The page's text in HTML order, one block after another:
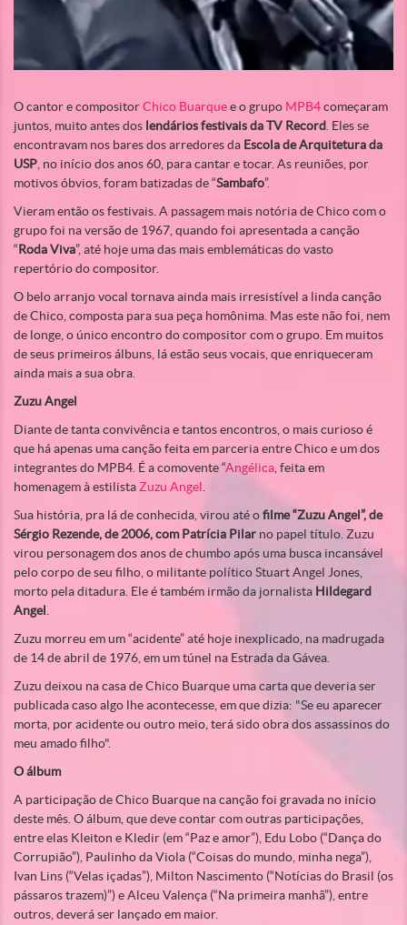
O cantor e compositorChico Buarquee o grupo MPB4começaram
juntos, muito antes dos lendários festivais da TV Record . Eles se
encontravam nos bares dos arredores da Escola de Arquitetura da
USP , no início dos anos 60, para cantar e tocar. As reuniões, por
motivos óbvios, foram batizadas de “Sambafo”.
Vieram então os festivais. A passagem mais notória de Chico com o
grupo foi na versão de 1967, quando foi apresentada a canção
“Roda Viva”, até hoje uma das mais emblemáticas do vasto
repertório do compositor.
O belo arranjo vocal tornava ainda mais irresistível a linda canção
de Chico, composta para sua peça homônima. Mas este não foi, nem
de longe, o único encontro do compositor com o grupo. Em muitos
de seus primeiros álbuns, lá estão seus vocais, que enriqueceram
ainda mais a sua obra.
Zuzu Angel
Diante de tanta convivência e tantos encontros, o mais curioso é
que há apenas uma canção feita em parceria entre Chico e um dos
integrantes do MPB4. É a comovente “Angélica , feita em
homenagem à estilista Zuzu Angel
Sua história, pra lá de conhecida, virou até ofilme “Zuzu Angel”, de
Sérgio Rezende, de 2006, com Patrícia Pilar no papel título. Zuzu
virou personagem dos anos de chumbo após uma busca incansável
pelo corpo de seu filho, o militante político Stuart Angel Jones,
morto pela ditadura. Ele é também irmão da jornalista Hildegard
Angel
Zuzu morreu em um “acidente” até hoje inexplicado, na madrugada
de 14 de abril de 1976, em um túnel na Estrada da Gávea.
Zuzu deixou na casa de Chico Buarque uma carta que deveria ser
publicada caso algo lhe acontecesse, em que dizia: "Se eu aparecer
morta, por acidente ou outro meio, terá sido obra dos assassinos do
meu amado filho".
O álbum
A participação de Chico Buarque na canção foi gravada no início
deste mês. O álbum, que deve contar com outras participações,
entre elas Kleiton e Kledir (em “Paz e amor”), Edu Lobo (“Dança do
Corrupião”), Paulinho da Viola (“Coisas do mundo, minha nega”),
Ivan Lins (“Velas içadas”), Milton Nascimento (“Notícias do Brasil (os
pássaros trazem)”) e Alceu Valença (“Na primeira manhã”), entre
outros, deverá ser lançado em maior.